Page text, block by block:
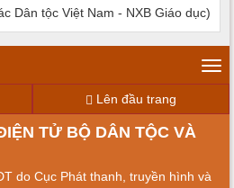
Dân tộc Việt Nam - NXB Giáo dục)
Lên đầu trang
TỬ BỘ DÂN TỘC VÀ
do Cục Phát thanh, truyền hình và